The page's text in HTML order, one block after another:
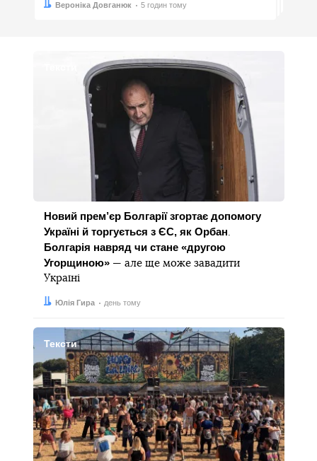
Автор:Вероніка Довганюк
Дата: 5 годин тому
Новий прем’єр Болгарії згортає допомогу
Україні й торгується з ЄС, як Орбан.
Болгарія навряд чи стане «другою
Угорщиною» — але ще може завадити
Україні
Автор:Юлія Гира
Дата: день тому
Тексти